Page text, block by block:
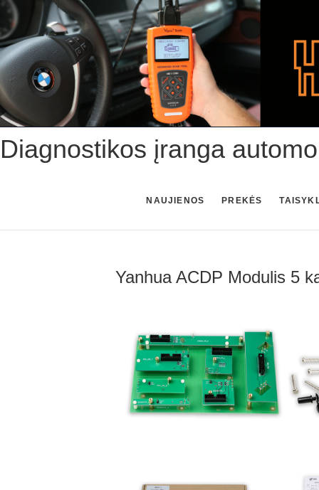
Skip
to
content
Diagnostikos įranga
NAUJIENOS PREKĖS
Yanhua ACDP Modulis 5